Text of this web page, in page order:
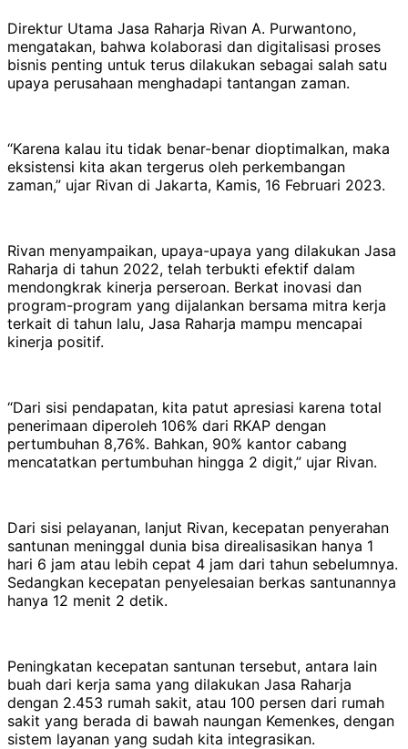
Direktur Utama Jasa Raharja Rivan A. Purwantono,
mengatakan, bahwa kolaborasi dan digitalisasi proses
bisnis penting untuk terus dilakukan sebagai salah satu
upaya perusahaan menghadapi tantangan zaman.
“Karena kalau itu tidak benar-benar dioptimalkan, maka
eksistensi kita akan tergerus oleh perkembangan
zaman,” ujar Rivan di Jakarta, Kamis, 16 Februari 2023.
Rivan menyampaikan, upaya-upaya yang dilakukan Jasa
Raharja di tahun 2022, telah terbukti efektif dalam
mendongkrak kinerja perseroan. Berkat inovasi dan
program-program yang dijalankan bersama mitra kerja
terkait di tahun lalu, Jasa Raharja mampu mencapai
kinerja positif.
“Dari sisi pendapatan, kita patut apresiasi karena total
penerimaan diperoleh 106% dari RKAP dengan
pertumbuhan 8,76%. Bahkan, 90% kantor cabang
mencatatkan pertumbuhan hingga 2 digit,” ujar Rivan.
Dari sisi pelayanan, lanjut Rivan, kecepatan penyerahan
santunan meninggal dunia bisa direalisasikan hanya 1
hari 6 jam atau lebih cepat 4 jam dari tahun sebelumnya.
Sedangkan kecepatan penyelesaian berkas santunannya
hanya 12 menit 2 detik.
Peningkatan kecepatan santunan tersebut, antara lain
buah dari kerja sama yang dilakukan Jasa Raharja
dengan 2.453 rumah sakit, atau 100 persen dari rumah
sakit yang berada di bawah naungan Kemenkes, dengan
sistem layanan yang sudah kita integrasikan.